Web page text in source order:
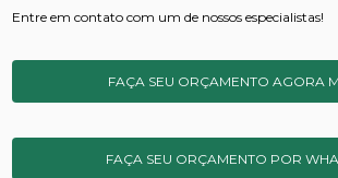
Entre em contato com um de nossos especialistas!
FAÇA SEU ORÇAMENTO AGORA
FAÇA SEU ORÇAMENTO POR